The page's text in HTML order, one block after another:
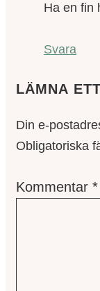
Ha en fin
Svara
LÄMNA
Din e-
Obligatoriska
Kommentar *